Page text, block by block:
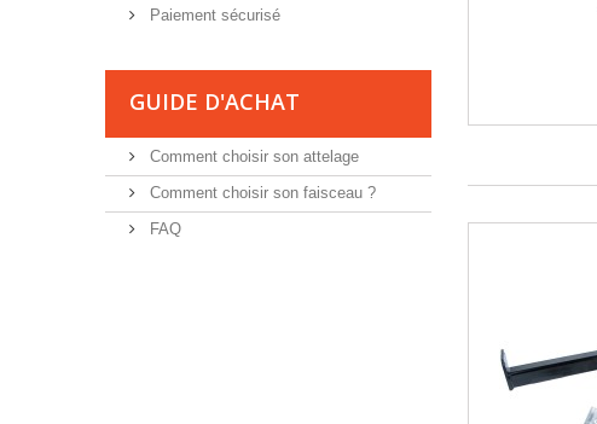
Paiement sécurisé
GUIDE D'ACHAT
Comment choisir son attelage
Comment choisir son faisceau ?
FAQ